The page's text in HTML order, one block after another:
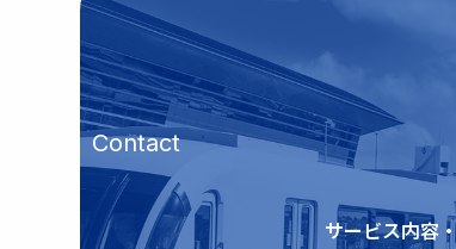
Contact
サービス内容